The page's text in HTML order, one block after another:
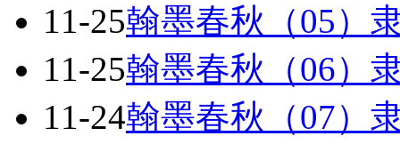
11-25翰墨春秋（05）
11-25翰墨春秋（06）
11-24翰墨春秋（07）